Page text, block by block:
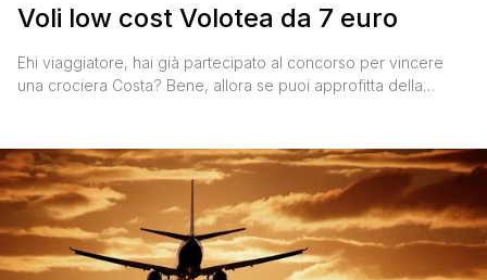
Voli low cost Volotea da 7 euro
Ehi viaggiatore, hai già partecipato al concorso per vincere
una crociera Costa? Bene, allora se puoi approfitta della
un'interessate promozione per viaggiare in Italia e in Europa, a
prezzi particolarmente convenienti. Per [']